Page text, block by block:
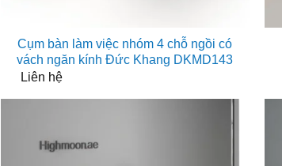
Cụm bàn làm việc nhóm 4 chỗ ngồi có
vách ngăn kính Đức Khang DKMD143
Liên hệ